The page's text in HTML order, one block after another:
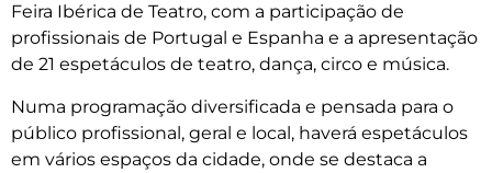
Feira Ibérica de Teatro, com a participação de
profissionais de Portugal e Espanha e a apresentação
de 21 espetáculos de teatro, dança, circo e música.
Numa programação diversificada e pensada para o
público profissional, geral e local, haverá espetáculos
em vários espaços da cidade, onde se destaca a